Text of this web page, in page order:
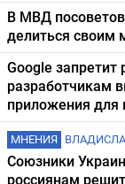
В МВД
делиться своим
Google запретит
разработчикам
приложения для
МНЕНИЯ
Союзники
россиянам